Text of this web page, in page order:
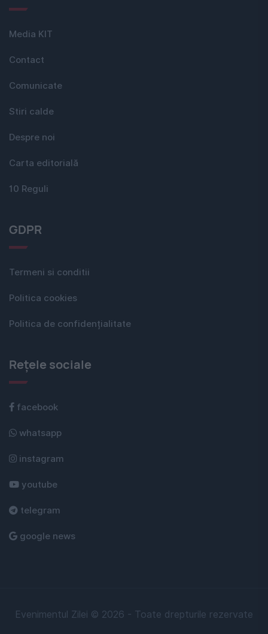
Media KIT
Contact
Comunicate
Stiri calde
Despre noi
Carta editorială
10 Reguli
GDPR
Termeni si conditii
Politica cookies
Politica de confidențialitate
Rețele sociale
facebook
whatsapp
instagram
youtube
telegram
google news
Evenimentul Zilei © 2026 - Toate drepturile rezervate